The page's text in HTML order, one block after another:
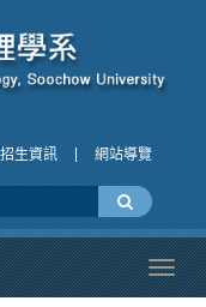
招生資訊 網站導覽